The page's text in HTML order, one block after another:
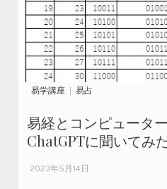
易学講座 易占
易経とコンピュータ
ChatGPTに聞いてみ
2023年5月14日